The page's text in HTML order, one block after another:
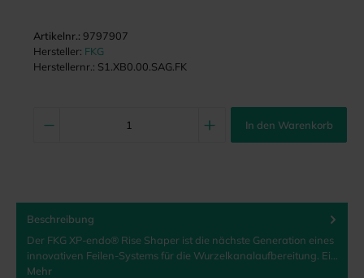
Artikelnr.: 9797907
Hersteller: FKG
Herstellernr.: S1.XB0.00.SAG.FK
In den Warenkorb
Beschreibung
Der FKG XP-endo® Rise Shaper ist die nächste Generation eines
innovativen Feilen-Systems für die Wurzelkanalaufbereitung. Ei…
Mehr